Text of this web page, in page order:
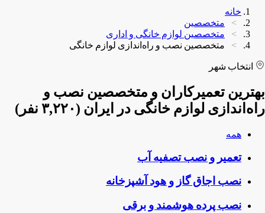
خانه
متخصصین
متخصصین لوازم خانگی و اداری
متخصصین نصب و راه‌اندازی لوازم خانگی
انتخاب شهر
بهترین تعمیرکاران و متخصصین نصب و
راه‌اندازی لوازم خانگی در ایران (۳,۲۲۰ نفر)
همه
تعمیر و نصب تصفیه آب
نصب اجاق گاز و هود آشپزخانه
نصب پرده هوشمند و برقی